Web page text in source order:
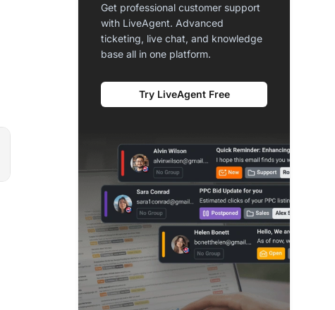
Get professional customer support
with LiveAgent. Advanced
ticketing, live chat, and knowledge
base all in one platform.
Try LiveAgent Free